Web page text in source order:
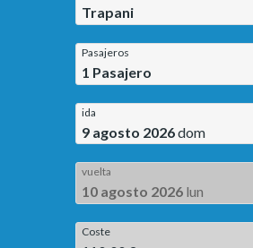
Trapani
Pasajeros
1 Pasajero
ida
9 agosto 2026dom
vuelta
10 agosto 2026 lun
Coste